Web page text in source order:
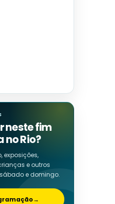
neste fim
no Rio?
exposições,
e outros
e domingo.
→